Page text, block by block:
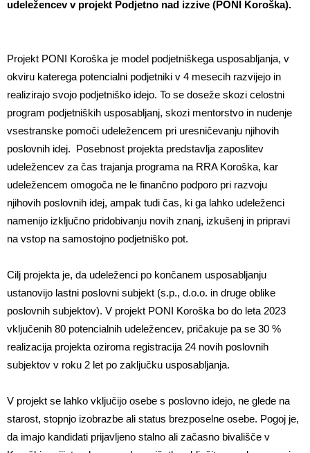
udeležencev v projekt Podjetno nad izzive (PONI Koroška).
Projekt PONI Koroška je model podjetniškega usposabljanja, v
okviru katerega potencialni podjetniki v 4 mesecih razvijejo in
realizirajo svojo podjetniško idejo. To se doseže skozi celostni
program podjetniških usposabljanj, skozi mentorstvo in nudenje
vsestranske pomoči udeležencem pri uresničevanju njihovih
poslovnih idej. Posebnost projekta predstavlja zaposlitev
udeležencev za čas trajanja programa na RRA Koroška, kar
udeležencem omogoča ne le finančno podporo pri razvoju
njihovih poslovnih idej, ampak tudi čas, ki ga lahko udeleženci
namenijo izključno pridobivanju novih znanj, izkušenj in pripravi
na vstop na samostojno podjetniško pot.
Cilj projekta je, da udeleženci po končanem usposabljanju
ustanovijo lastni poslovni subjekt (s.p., d.o.o. in druge oblike
poslovnih subjektov). V projekt PONI Koroška bo do leta 2023
vključenih 80 potencialnih udeležencev, pričakuje pa se 30 %
realizacija projekta oziroma registracija 24 novih poslovnih
subjektov v roku 2 let po zaključku usposabljanja.
V projekt se lahko vključijo osebe s poslovno idejo, ne glede na
starost, stopnjo izobrazbe ali status brezposelne osebe. Pogoj je,
da imajo kandidati prijavljeno stalno ali začasno bivališče v